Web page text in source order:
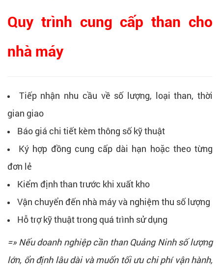
Quy trình cung cấp than cho
nhà máy
Tiếp nhận nhu cầu về số lượng, loại than, thời
gian giao
Báo giá chi tiết kèm thông số kỹ thuật
Ký hợp đồng cung cấp dài hạn hoặc theo từng
đơn lẻ
Kiểm định than trước khi xuất kho
Vận chuyển đến nhà máy và nghiệm thu số lượng
Hỗ trợ kỹ thuật trong quá trình sử dụng
=» Nếu doanh nghiệp cần than Quảng Ninh số lượng
lớn, ổn định lâu dài và muốn tối ưu chi phí vận hành,